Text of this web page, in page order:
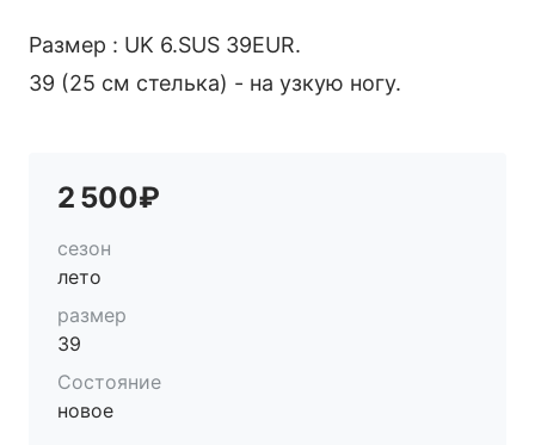
Размер : UK 6.SUS 39EUR.
39 (25 см стелька) - на узкую ногу.
2 500₽
сезон
лето
размер
39
Состояние
новое